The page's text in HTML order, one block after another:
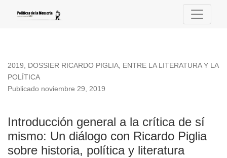
2019, DOSSIER RICARDO PIGLIA, ENTRE LA LITERATURA Y LA
POLÍTICA
Introducción general a la crítica de sí
mismo: Un diálogo con Ricardo Piglia
sobre historia, política y literatura
Publicado noviembre 29, 2019